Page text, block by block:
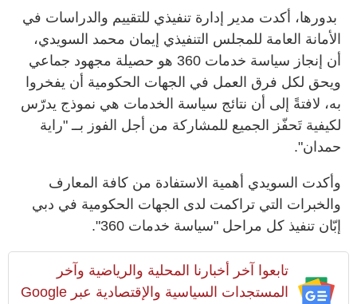
بدورها، أكدت مدير إدارة تنفيذي للتقييم والدراسات في
الأمانة العامة للمجلس التنفيذي إيمان محمد السويدي،
أن إنجاز سياسة خدمات 360 هو حصيلة مجهود جماعي
ويحق لكل فرق العمل في الجهات الحكومية أن يفخروا
به، لافتةً إلى أن نتائج سياسة الخدمات هي نموذج يدرّس
لكيفية تَحفّز الجميع للمشاركة من أجل الفوز بــ "راية
حمدان".
وأكدت السويدي أهمية الاستفادة من كافة المعارف
والخبرات التي تراكمت لدى الجهات الحكومية في دبي
إبّان تنفيذ كل مراحل "سياسة خدمات 360".
تابعوا آخر أخبارنا المحلية والرياضية وآخر
المستجدات السياسية والإقتصادية عبر Google